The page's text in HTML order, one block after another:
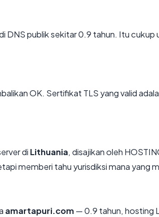
DNS publik sekitar 0.9 tahun. Itu cukup
OK. Sertifikat TLS yang valid
di Lithuania, disajikan oleh
memberi tahu yurisdiksi mana yang
amartapuri.com — 0.9 tahun, hosting